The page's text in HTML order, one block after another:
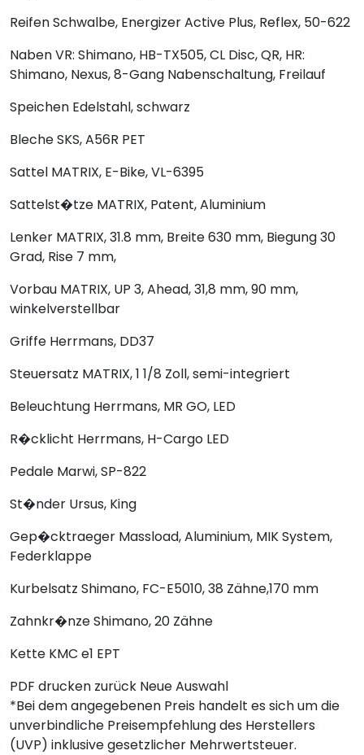
ReifenSchwalbe, Energizer Active Plus, Reflex, 50-622
NabenVR: Shimano, HB-TX505, CL Disc, QR, HR:
Shimano, Nexus, 8-Gang Nabenschaltung, Freilauf
Speichen Edelstahl, schwarz
BlecheSKS, A56R PET
Sattel MATRIX, E-Bike, VL-6395
Sattelst�tze MATRIX, Patent, Aluminium
Lenker MATRIX, 31.8 mm, Breite 630 mm, Biegung 30
Grad, Rise 7 mm,
Vorbau MATRIX, UP 3, Ahead, 31,8 mm, 90 mm,
winkelverstellbar
Griffe Herrmans, DD37
Steuersatz MATRIX, 1 1/8 Zoll, semi-integriert
Beleuchtung Herrmans, MR GO, LED
R�cklicht Herrmans, H-Cargo LED
Pedale Marwi, SP-822
St�nder Ursus, King
Gep�cktraeger Massload, Aluminium, MIK System,
Federklappe
Kurbelsatz Shimano, FC-E5010, 38 Zähne,170 mm
Zahnkr�nzeShimano, 20 Zähne
Kette KMC e1 EPT
PDF drucken zurück Neue Auswahl
*Bei dem angegebenen Preis handelt es sich um die
unverbindliche Preisempfehlung des Herstellers
(UVP) inklusive gesetzlicher Mehrwertsteuer.